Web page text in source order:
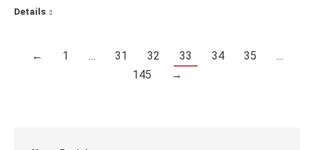
Details
← 1 … 31 32 33 34 35
…
145
→